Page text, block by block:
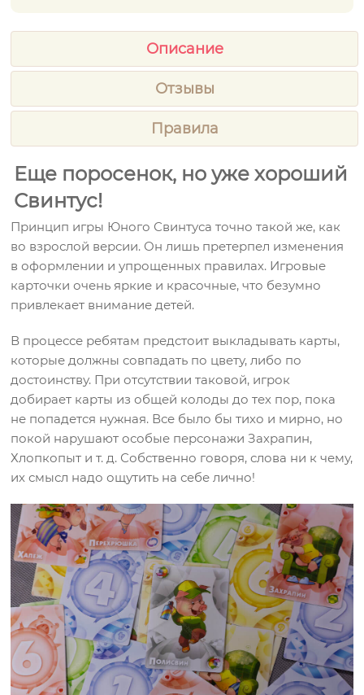
Описание
Отзывы
Правила
Еще поросенок, но уже хороший
Свинтус!
Принцип игры Юного Свинтуса точно такой же, как
во взрослой версии. Он лишь претерпел изменения
в оформлении и упрощенных правилах. Игровые
карточки очень яркие и красочные, что безумно
привлекает внимание детей.
В процессе ребятам предстоит выкладывать карты,
которые должны совпадать по цвету, либо по
достоинству. При отсутствии таковой, игрок
добирает карты из общей колоды до тех пор, пока
не попадется нужная. Все было бы тихо и мирно, но
покой нарушают особые персонажи Захрапин,
Хлопкопыт и т. д. Собственно говоря, слова ни к чему,
их смысл надо ощутить на себе лично!